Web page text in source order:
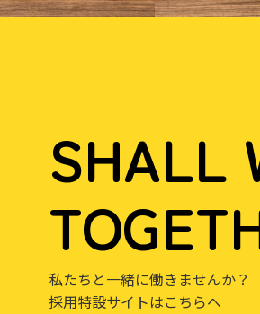
SHALL
私たちと一緒に働きませんか？
採用特設サイトはこちらへ